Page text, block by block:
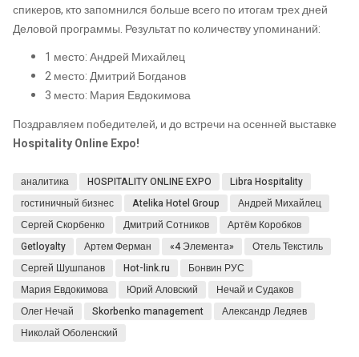
спикеров, кто запомнился больше всего по итогам трех дней
Деловой программы. Результат по количеству упоминаний:
1 место: Андрей Михайлец
2 место: Дмитрий Богданов
3 место: Мария Евдокимова
Поздравляем победителей, и до встречи на осенней выставке
Hospitality Online Expo!
аналитика HOSPITALITY ONLINE EXPO
Libra Hospitality
гостиничный бизнес
Atelika Hotel Group
Андрей Михайлец
Сергей Скорбенко
Дмитрий Сотников
Артём Коробков
Getloyalty
Артем Ферман «4 Элемента»
Отель Текстиль
Сергей Шушпанов
Hot-link.ru
Бонвин РУС
Мария Евдокимова
Юрий Аловский
Нечай и Судаков
Олег Нечай
Skorbenko management
Александр Ледяев
Николай Оболенский